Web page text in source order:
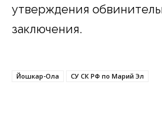
утверждения
заключения.
Йошкар-Ола СУ СК РФ по Марий Эл